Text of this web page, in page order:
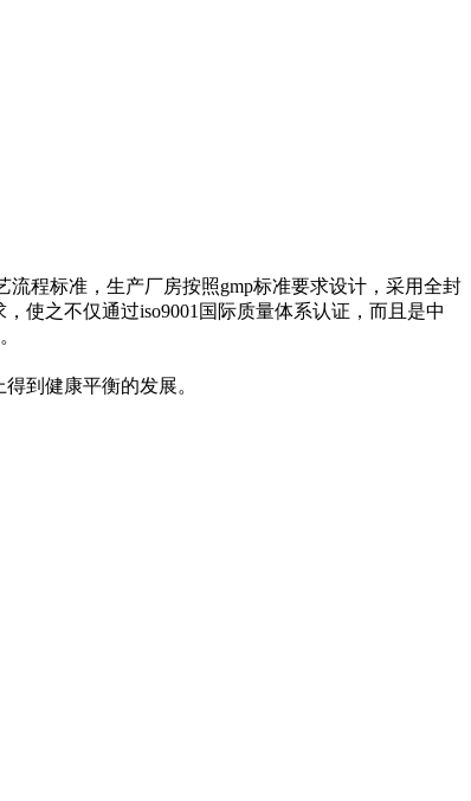
程标准，生产厂房按照gmp标准要求设计，采用全封
使之不仅通过iso9001国际质量体系认证，而且是中
到健康平衡的发展。